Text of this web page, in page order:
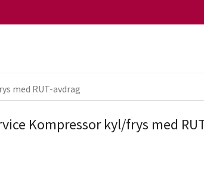
med RUT-avdrag
Kompressor kyl/frys med